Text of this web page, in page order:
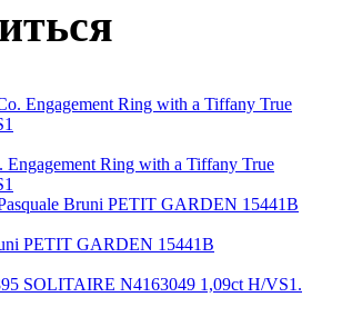
Ring with a Tiffany True
PETIT GARDEN 15441B